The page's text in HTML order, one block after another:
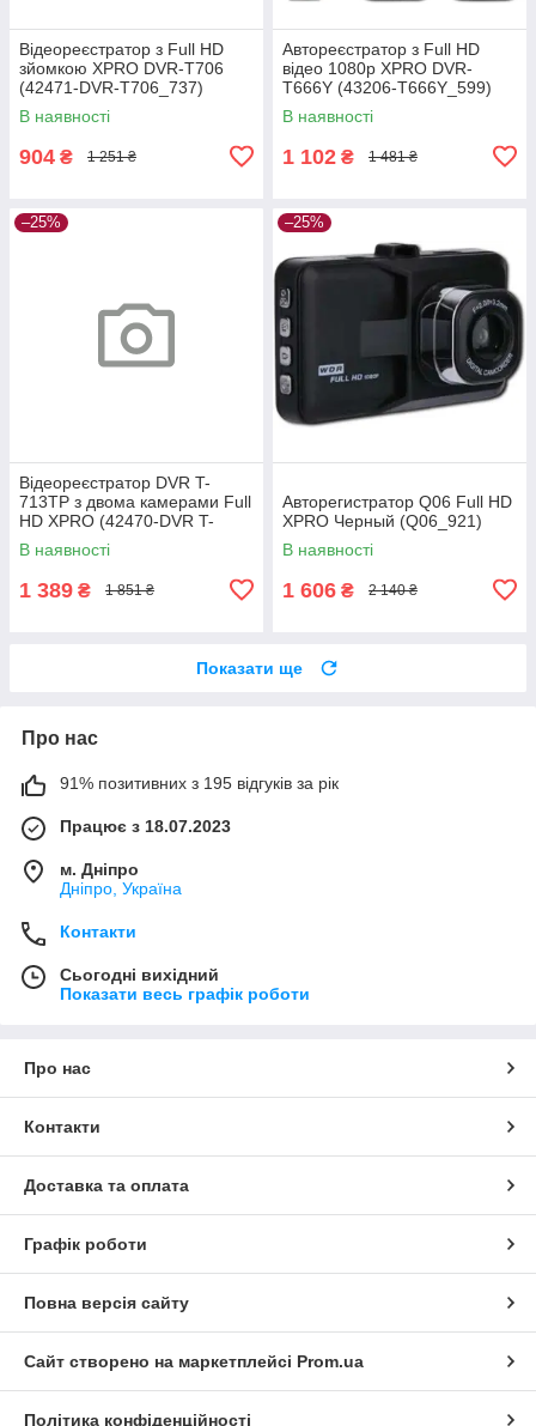
Відеореєстратор з Full HD
зйомкою XPRO DVR-T706
(42471-DVR-T706_737)
В наявності
904 ₴ 1 251 ₴
Автореєстратор з Full HD
відео 1080p XPRO DVR-
T666Y (43206-T666Y_599)
В наявності
1 102 ₴ 1 481 ₴
–25%
Відеореєстратор DVR T-
713TP з двома камерами Full
HD XPRO (42470-DVR T-
713TP_783)
В наявності
1 389 ₴ 1 851 ₴
–25%
Авторегистратор Q06 Full HD
XPRO Черный (Q06_921)
В наявності
1 606 ₴ 2 140 ₴
Показати ще
Про нас
91% позитивних з 195 відгуків за рік
Працює з 18.07.2023
м. Дніпро
Дніпро, Україна
Контакти
Сьогодні вихідний
Показати весь графік роботи
Про нас
Контакти
Доставка та оплата
Графік роботи
Повна версія сайту
Сайт створено на маркетплейсі Prom.ua
Політика конфіденційності